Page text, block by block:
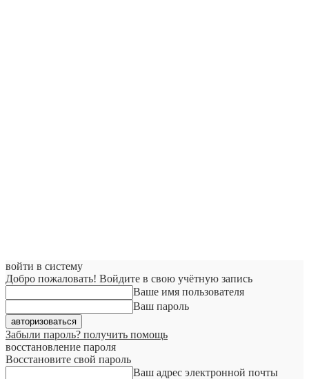
войти в систему
Добро пожаловать! Войдите в свою учётную запись
Ваше имя пользователя
Ваш пароль
Забыли пароль? получить помощь
восстановление пароля
Восстановите свой пароль
Ваш адрес электронной почты